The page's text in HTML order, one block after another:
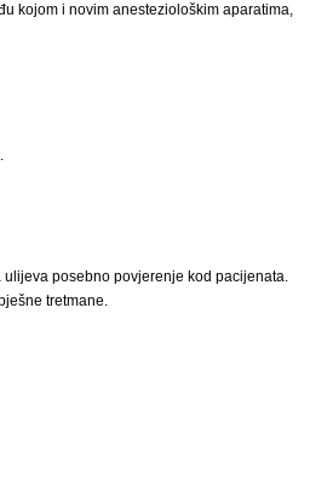
kojom i novim anesteziološkim aparatima,
posebno povjerenje kod pacijenata.
tretmane.